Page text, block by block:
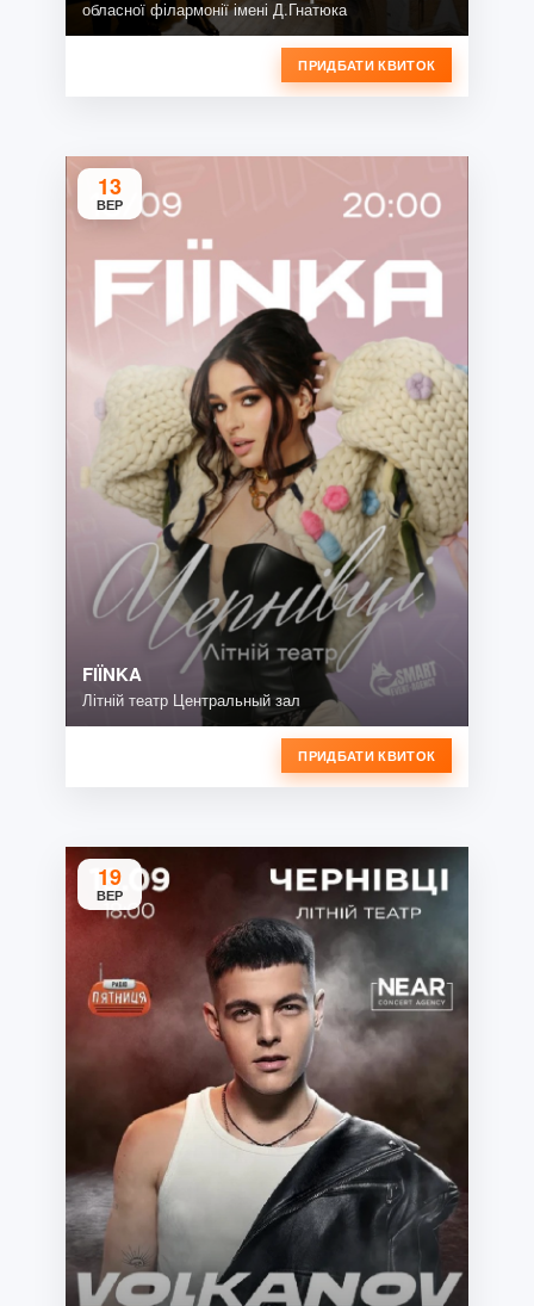
обласної філармонії імені Д.Гнатюка
ПРИДБАТИ КВИТОК
13
ВЕР
FIЇNKA
Літній театр Центральный зал
ПРИДБАТИ КВИТОК
19
ВЕР